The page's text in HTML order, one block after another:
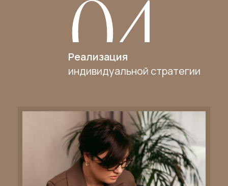
Реализация
индивидуальной стратегии